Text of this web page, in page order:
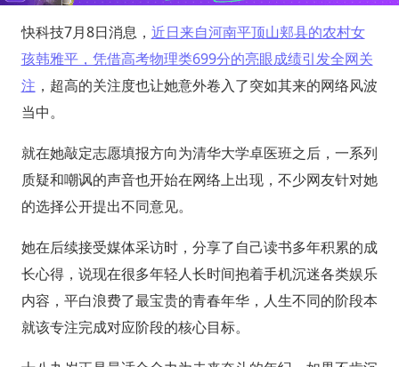
快科技7月8日消息， 近日来自河南平顶山郏县的农村女
孩韩雅平，凭借高考物理类699分的亮眼成绩引发全网关
注 ，超高的关注度也让她意外卷入了突如其来的网络风波
当中。
就在她敲定志愿填报方向为清华大学卓医班之后，一系列
质疑和嘲讽的声音也开始在网络上出现，不少网友针对她
的选择公开提出不同意见。
她在后续接受媒体采访时，分享了自己读书多年积累的成
长心得，说现在很多年轻人长时间抱着手机沉迷各类娱乐
内容，平白浪费了最宝贵的青春年华，人生不同的阶段本
就该专注完成对应阶段的核心目标。